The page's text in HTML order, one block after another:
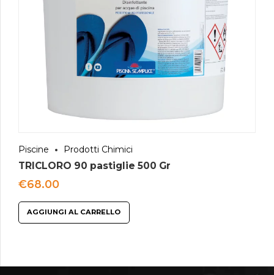
Piscine Prodotti Chimici
TRICLORO 90 pastiglie 500 Gr
€68.00
AGGIUNGI AL CARRELLO